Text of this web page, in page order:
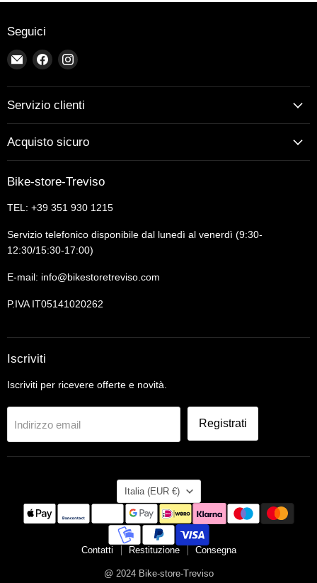
Seguici
Email
Bike-
store-
Treviso
Trovaci
Facebook
Trovaci
Instagram
Servizio clienti
Acquisto sicuro
Bike-store-Treviso
TEL: +39 351 930 1215
Servizio telefonico disponibile dal lunedì al venerdì (9:30-
12:30/15:30-17:00)
E-mail: info@bikestoretreviso.com
P.IVA IT05141020262
Iscriviti
Iscriviti per ricevere offerte e novità.
Indirizzo email Registrati
Nazione
Italia (EUR €)
Contatti Restituzione Consegna
@ 2024 Bike-store-Treviso